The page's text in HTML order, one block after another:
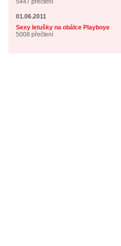
5447 přečtení
01.06.2011
Sexy letušky na obálce Playboye
5008 přečtení